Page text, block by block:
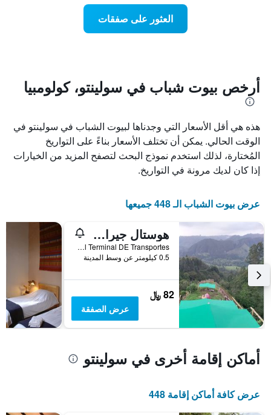
محور
X
يعرض
عدد
الأيام
قبل
الإقامة
التالي
Y
الذي
يعرض
متوسط
سعر
غرفة
العثور على صفقات
أرخص بيوت شباب في سولينتو، كولومبيا
هذه هي أقل الأسعار التي وجدناها لبيوت الشباب في سولينتو في
الوقت الحالي. يمكن أن تختلف الأسعار بناءً على التواريخ
المُختارة، لذلك استخدم نموذج البحث لتصفح المزيد من الخيارات
إذا كان لديك مرونة في التواريخ.
عرض بيوت الشباب الـ 448 جميعها
هوستال جيراسولز
Calle 6 # 0-30 AL Lado Del Terminal DE Transportes, سولينتو, كولومبيا
0.5 كيلومتر عن وسط المدينة
82 ﷼
عرض الصفقة
أماكن إقامة أخرى في سولينتو
عرض كافة أماكن إقامة 448